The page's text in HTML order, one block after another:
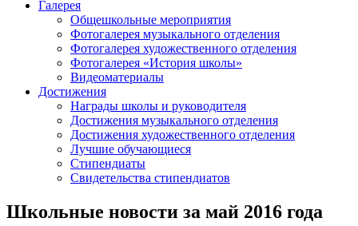
Галерея
Общешкольные мероприятия
Фотогалерея музыкального отделения
Фотогалерея художественного отделения
Фотогалерея «История школы»
Видеоматериалы
Достижения
Награды школы и руководителя
Достижения музыкального отделения
Достижения художественного отделения
Лучшие обучающиеся
Стипендиаты
Свидетельства стипендиатов
Школьные новости за май 2016 года